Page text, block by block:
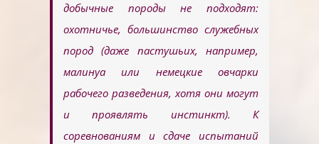
добычные породы не подходят:
охотничье, большинство служебных
пород (даже пастушьих, например,
малинуа или немецкие овчарки
рабочего разведения, хотя они могут
и проявлять инстинкт). К
соревнованиям и сдаче испытаний